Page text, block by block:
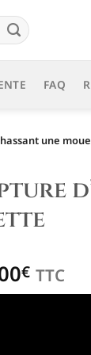
FAQ
une
€ TTC